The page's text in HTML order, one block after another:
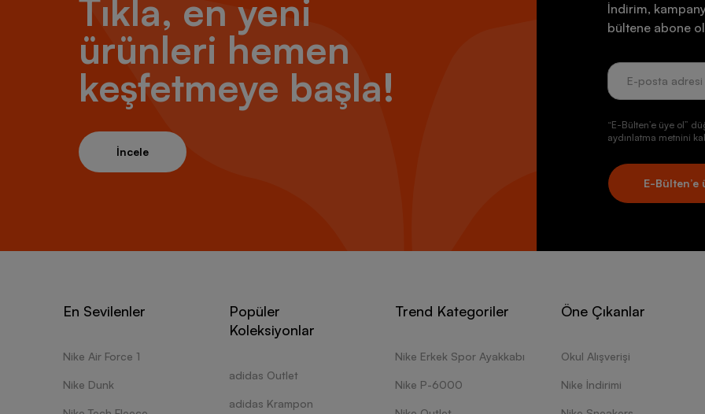
Tıkla, en yeni
ürünleri hemen
keşfetmeye başla!
İncele
İndirim,
bültene abone
“E-Bülten’e üye ol”
aydınlatma metnini
E-Bülten’e
En Sevilenler
Nike Air Force 1
Nike Dunk
Popüler
Koleksiyonlar
adidas Outlet
adidas Krampon
Trend Kategoriler
Nike Erkek Spor Ayakkabı
Nike P-6000
Öne Çıkanlar
Okul Alışverişi
Nike İndirimi